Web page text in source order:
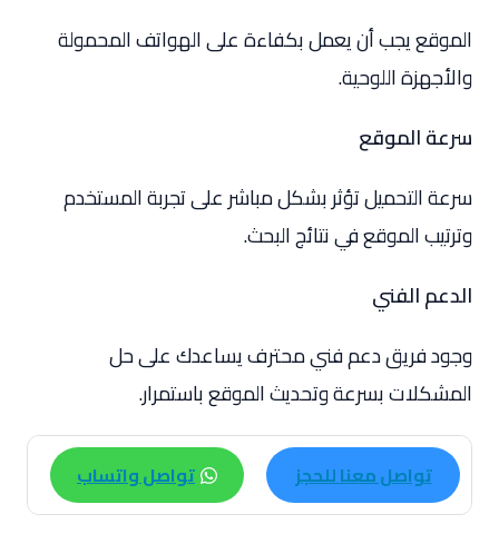
الموقع يجب أن يعمل بكفاءة على الهواتف المحمولة
والأجهزة اللوحية.
سرعة الموقع
سرعة التحميل تؤثر بشكل مباشر على تجربة المستخدم
وترتيب الموقع في نتائج البحث.
الدعم الفني
وجود فريق دعم فني محترف يساعدك على حل
المشكلات بسرعة وتحديث الموقع باستمرار.
تواصل معنا للحجز تواصل واتساب